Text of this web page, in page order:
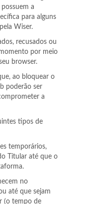
a
para alguns
Wiser.
recusados ou
por meio
browser.
ao bloquear o
poderão ser
a
tipos de
temporários,
Titular até que o
no
até que sejam
(o tempo de